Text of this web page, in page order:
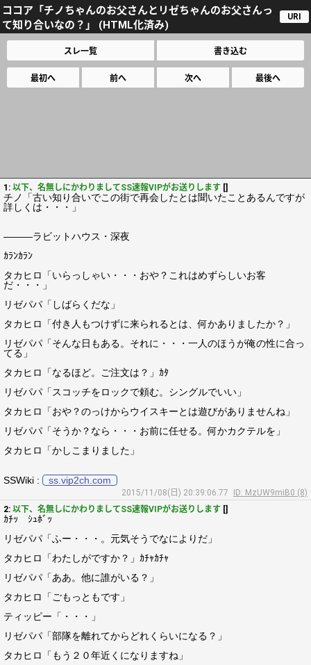
ココア「チノちゃんのお父さんとリゼちゃんのお父さんっ
て知り合いなの？」 (HTML化済み)
URI
スレ一覧 書き込む
最初へ 前へ 次へ 最後へ
1: 以下、名無しにかわりましてSS速報VIPがお送りします []
チノ「古い知り合いでこの街で再会したとは聞いたことあるんですが
詳しくは・・・」
―――ラビットハウス・深夜
ｶﾗﾝｶﾗﾝ
タカヒロ「いらっしゃい・・・おや？これはめずらしいお客
だ・・・」
リゼパパ「しばらくだな」
タカヒロ「付き人もつけずに来られるとは、何かありましたか？」
リゼパパ「そんな日もある。それに・・・一人のほうが俺の性に合っ
てる」
タカヒロ「なるほど。ご注文は？」ｶﾀ
リゼパパ「スコッチをロックで頼む。シングルでいい」
タカヒロ「おや？のっけからウイスキーとは遊びがありませんね」
リゼパパ「そうか？なら・・・お前に任せる。何かカクテルを」
タカヒロ「かしこまりました」
SSWiki : ss.vip2ch.com
2015/11/08(日) 20:39:06.77
ID: MzUW9miB0 (8)
2: 以下、名無しにかわりましてSS速報VIPがお送りします []
ｶﾁｯ ｼｭﾎﾞｯ
リゼパパ「ふー・・・。元気そうでなによりだ」
タカヒロ「わたしがですか？」ｶﾁｬｶﾁｬ
リゼパパ「ああ。他に誰がいる？」
タカヒロ「ごもっともです」
ティッピー「・・・」
リゼパパ「部隊を離れてからどれくらいになる？」
タカヒロ「もう２０年近くになりますね」